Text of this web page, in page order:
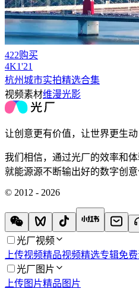
422购买
4K1'21
杭州城市实拍精选合集
视频素材维漫光影
让创意更有价值，让世界更生动
我们相信，通过光厂的效率和
就能源源不断输出好的数字创意
© 2012 - 2026
光厂视频
上传视频精品视频精选专辑免
光厂图片
上传图片精品图片